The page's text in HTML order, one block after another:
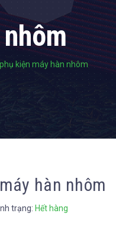
phụ kiện máy hàn nhôm
hàn nhôm
trạng: Hết hàng